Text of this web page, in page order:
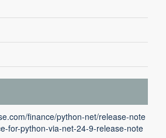
finance/python-net/release-note
for-python-via-net-24-9-release-note